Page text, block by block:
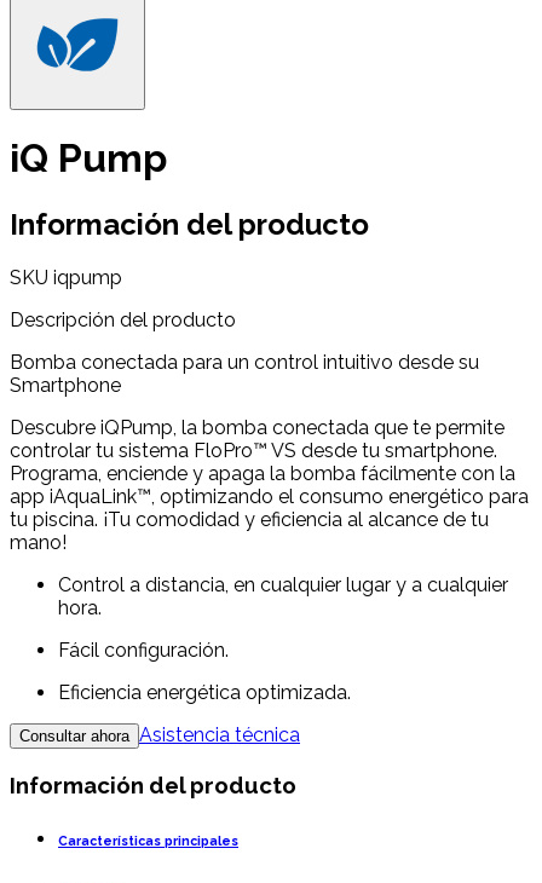
iQ Pump
Información del producto
SKU iqpump
Descripción del producto
Bomba conectada para un control intuitivo desde su
Smartphone
Descubre iQPump, la bomba conectada que te permite
controlar tu sistema FloPro™ VS desde tu smartphone.
Programa, enciende y apaga la bomba fácilmente con la
app iAquaLink™, optimizando el consumo energético para
tu piscina. ¡Tu comodidad y eficiencia al alcance de tu
mano!
Control a distancia, en cualquier lugar y a cualquier
hora.
Fácil configuración.
Eficiencia energética optimizada.
Consultar ahora Asistencia técnica
Información del producto
Características principales